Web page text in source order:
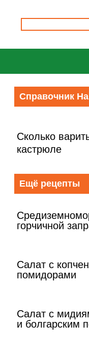
Справочник
Сколько
кастрюле
Ещё рецепты
горчичной
Салат с
помидорами
Салат с
и болгарским